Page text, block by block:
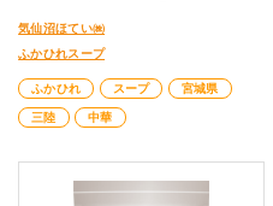
気仙沼ほてい㈱
ふかひれスープ
ふかひれ スープ
宮城県
三陸
中華